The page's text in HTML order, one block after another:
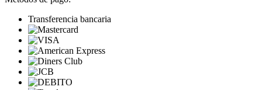
Transferencia bancaria